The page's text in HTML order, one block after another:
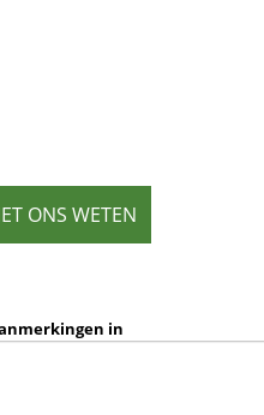
ONS WETEN
in